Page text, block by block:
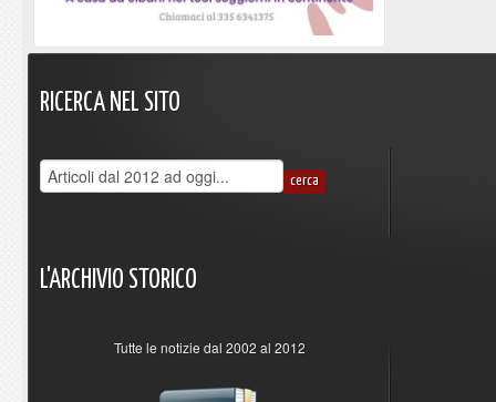
RICERCA NEL SITO
L'ARCHIVIO STORICO
Tutte le notizie dal 2002 al 2012